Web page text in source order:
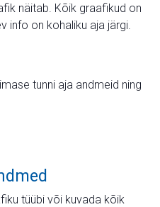
näitab. Kõik graafikud on
info on kohaliku aja järgi.
tunni aja andmeid ning
tüübi või kuvada kõik